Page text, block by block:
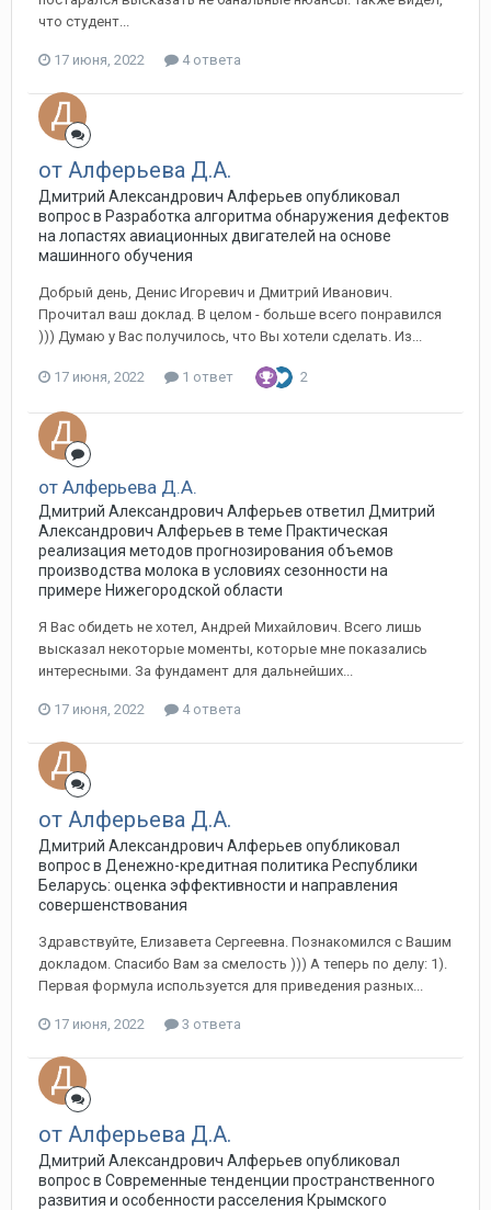
что студент...
17 июня, 2022 4 ответа
от Алферьева Д.А.
Дмитрий Александрович Алферьев опубликовал
вопрос в Разработка алгоритма обнаружения дефектов
на лопастях авиационных двигателей на основе
машинного обучения
Добрый день, Денис Игоревич и Дмитрий Иванович.
Прочитал ваш доклад. В целом - больше всего понравился
))) Думаю у Вас получилось, что Вы хотели сделать. Из...
17 июня, 2022 1 ответ 2
от Алферьева Д.А.
Дмитрий Александрович Алферьев ответил Дмитрий
Александрович Алферьев в теме Практическая
реализация методов прогнозирования объемов
производства молока в условиях сезонности на
примере Нижегородской области
Я Вас обидеть не хотел, Андрей Михайлович. Всего лишь
высказал некоторые моменты, которые мне показались
интересными. За фундамент для дальнейших...
17 июня, 2022 4 ответа
от Алферьева Д.А.
Дмитрий Александрович Алферьев опубликовал
вопрос в Денежно-кредитная политика Республики
Беларусь: оценка эффективности и направления
совершенствования
Здравствуйте, Елизавета Сергеевна. Познакомился с Вашим
докладом. Спасибо Вам за смелость ))) А теперь по делу: 1).
Первая формула используется для приведения разных...
17 июня, 2022 3 ответа
от Алферьева Д.А.
Дмитрий Александрович Алферьев опубликовал
вопрос в Современные тенденции пространственного
развития и особенности расселения Крымского